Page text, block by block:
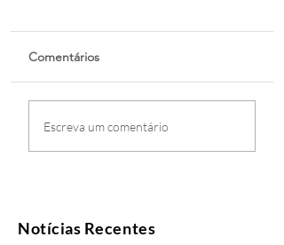
Comentários
Escreva um comentário
Notícias Recentes